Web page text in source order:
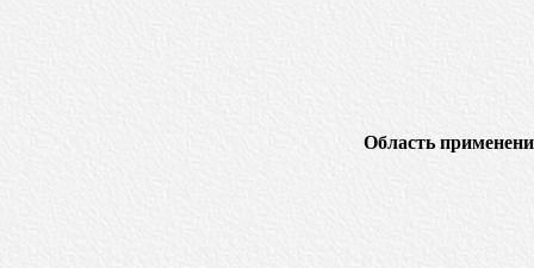
Область